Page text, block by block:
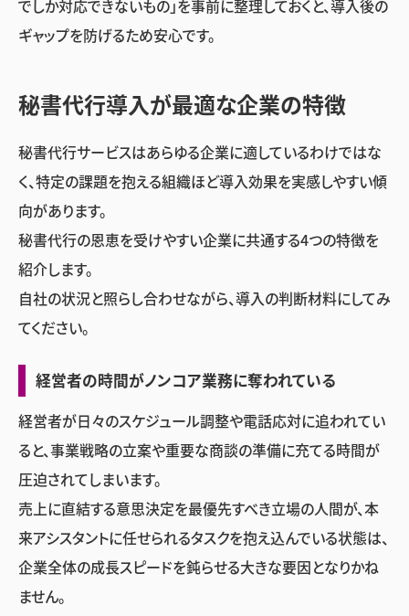
でしか対応できないもの」を事前に整理しておくと、導入後の
ギャップを防げるため安心です。
秘書代行導入が最適な企業の特徴
秘書代行サービスはあらゆる企業に適しているわけではな
く、特定の課題を抱える組織ほど導入効果を実感しやすい傾
向があります。
秘書代行の恩恵を受けやすい企業に共通する4つの特徴を
紹介します。
自社の状況と照らし合わせながら、導入の判断材料にしてみ
てください。
経営者の時間がノンコア業務に奪われている
経営者が日々のスケジュール調整や電話応対に追われてい
ると、事業戦略の立案や重要な商談の準備に充てる時間が
圧迫されてしまいます。
売上に直結する意思決定を最優先すべき立場の人間が、本
来アシスタントに任せられるタスクを抱え込んでいる状態は、
企業全体の成長スピードを鈍らせる大きな要因となりかね
ません。